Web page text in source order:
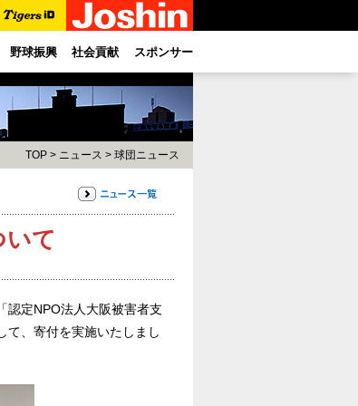
野球振興 社会貢献 スポンサー
TOP > ニュース > 球団ニュース
いて
認定NPO法人大阪被害者支
て、寄付を実施いたしまし